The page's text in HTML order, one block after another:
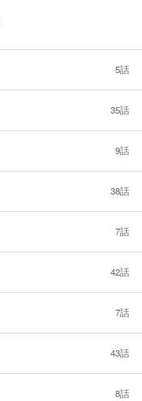
5話
35話
9話
38話
7話
42話
7話
43話
8話